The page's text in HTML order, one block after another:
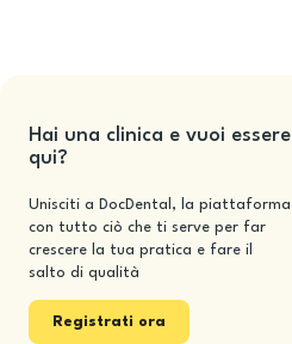
Hai una clinica e vuoi essere
qui?
Unisciti a DocDental, la piattaforma
con tutto ciò che ti serve per far
crescere la tua pratica e fare il
salto di qualità
Registrati ora